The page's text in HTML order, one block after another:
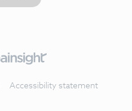
Accessibility statement